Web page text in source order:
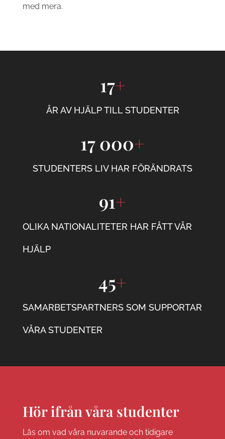
med mera.
ÅR AV HJÄLP TILL STUDENTER
17+
STUDENTERS LIV HAR FÖRÄNDRATS
17 000+
OLIKA NATIONALITETER HAR FÅTT VÅR
HJÄLP
91+
SAMARBETSPARTNERS SOM SUPPORTAR
VÅRA STUDENTER
45+
Hör ifrån våra studenter
Läs om vad våra nuvarande och tidigare